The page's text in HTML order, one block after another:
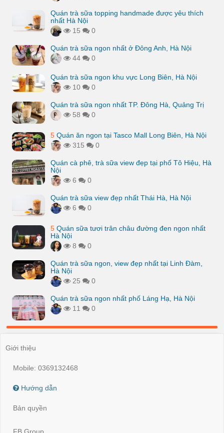
Quán trà sữa topping handmade được yêu thích
nhất Hà Nội
15
0
Quán trà sữa ngon nhất ở Đông Anh, Hà Nội
44
0
Quán trà sữa ngon khu vực Long Biên, Hà Nội
10
0
Quán trà sữa ngon nhất TP. Đông Hà, Quảng Trị
58
0
5 Quán ăn ngon tại Tasco Mall Long Biên, Hà Nội
315
0
Quán cà phê, trà sữa view đẹp tại phố Tô Hiệu, Hà
Nội
6
0
Quán trà sữa view đẹp nhất Thái Hà, Hà Nội
6
0
5 Quán sữa tươi trân châu đường đen ngon nhất
Hà Nội
8
0
Quán trà sữa ngon, view đẹp nhất tại Linh Đàm,
Hà Nội
25
0
Quán trà sữa ngon nhất phố Láng Hạ, Hà Nội
11
0
Giới thiệu
Mobile: 0369132468
Hướng dẫn
Bản quyền